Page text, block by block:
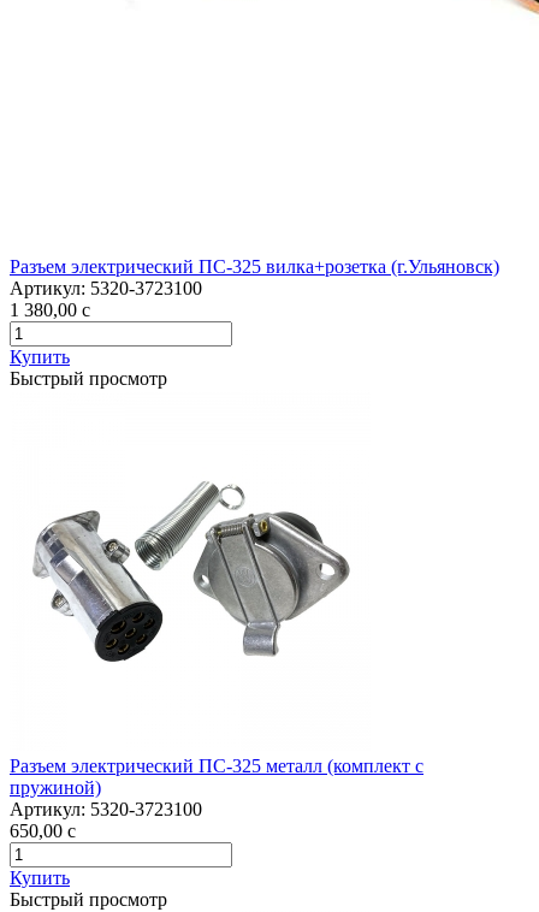
Разъем электрический ПС-325 вилка+розетка (г.Ульяновск)
Артикул: 5320-3723100
1 380,00 c
Купить
Быстрый просмотр
Разъем электрический ПС-325 металл (комплект с
пружиной)
Артикул: 5320-3723100
650,00 c
Купить
Быстрый просмотр